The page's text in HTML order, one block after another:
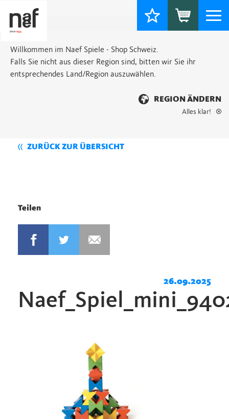
Willkommen im Naef Spiele - Shop Schweiz.
Falls Sie nicht aus dieser Region sind, bitten wir Sie ihr
entsprechendes Land/Region auszuwählen.
REGION ÄNDERN
Alles klar!
ZURÜCK ZUR ÜBERSICHT
Teilen
26.09.2025